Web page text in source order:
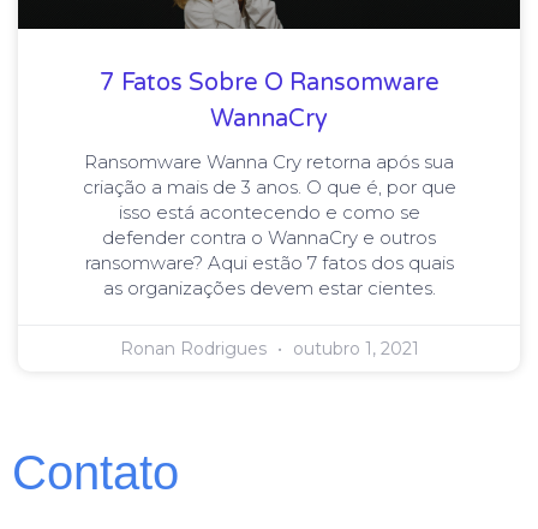
7 Fatos Sobre O Ransomware
WannaCry
Ransomware Wanna Cry retorna após sua
criação a mais de 3 anos. O que é, por que
isso está acontecendo e como se
defender contra o WannaCry e outros
ransomware? Aqui estão 7 fatos dos quais
as organizações devem estar cientes.
Ronan Rodrigues outubro 1, 2021
Contato